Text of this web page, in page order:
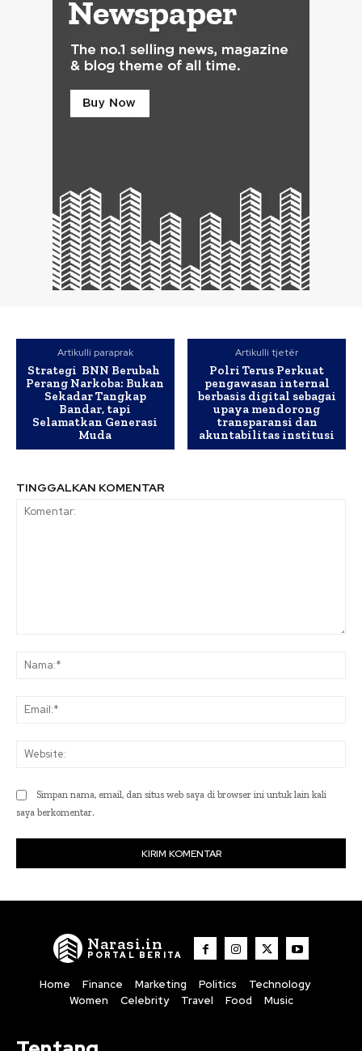
Artikulli paraprak
Strategi BNN Berubah
Perang Narkoba: Bukan
Sekadar Tangkap
Bandar, tapi
Selamatkan Generasi
Muda
Artikulli tjetër
Polri Terus Perkuat
pengawasan internal
berbasis digital sebagai
upaya mendorong
transparansi dan
akuntabilitas institusi
TINGGALKAN KOMENTAR
Simpan nama, email, dan situs web saya di browser ini untuk lain kali
saya berkomentar.
Narasi.in
PORTAL BERITA
Home Finance Marketing Politics
Technology
Women
Celebrity Travel Food Music